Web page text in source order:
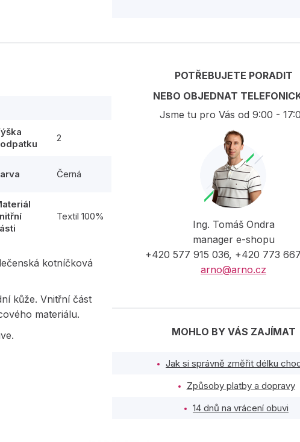
2
Černá
Textil 100%
kotníčková
kůže. Vnitřní část
materiálu.
POTŘEBUJETE PORADIT
NEBO OBJEDNAT
Jsme tu pro Vás od 9:00 -
Ing. Tomáš Ondra
manager e-shopu
+420 577 915 036, +420 773
arno@arno.cz
MOHLO BY VÁS ZAJÍMAT
Jak si správně změřit délku
Způsoby platby a dopravy
14 dnů na vrácení obuvi